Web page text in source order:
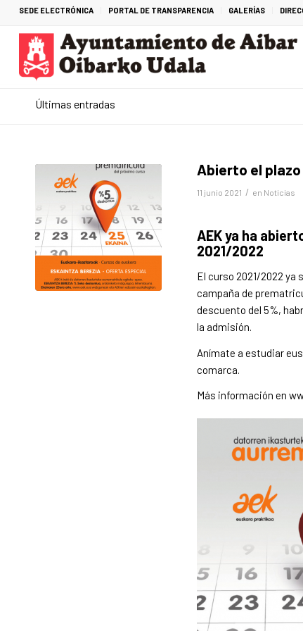
SEDE ELECTRÓNICA PORTAL DE TRANSPARENCIA GALERÍAS
Últimas entradas
Abierto el
11 junio 2021 / en Noticias
AEK ya ha
2021/2022
El curso 2021/2022 ya
campaña de
descuento del 5%,
la admisión.
Anímate a estudiar
comarca.
Más información en